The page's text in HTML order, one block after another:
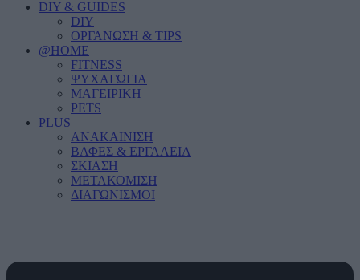
DIY & GUIDES
DIY
ΟΡΓΑΝΩΣΗ & TIPS
@HOME
FITNESS
ΨΥΧΑΓΩΓΙΑ
ΜΑΓΕΙΡΙΚΗ
PETS
PLUS
ΑΝΑΚΑΙΝΙΣΗ
ΒΑΦΕΣ & ΕΡΓΑΛΕΙΑ
ΣΚΙΑΣΗ
ΜΕΤΑΚΟΜΙΣΗ
ΔΙΑΓΩΝΙΣΜΟΙ